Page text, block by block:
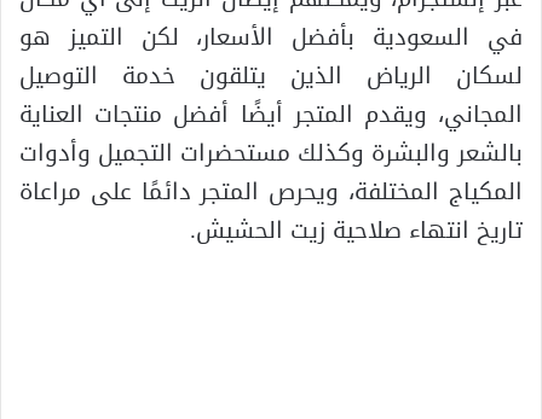
في السعودية بأفضل الأسعار، لكن التميز هو
لسكان الرياض الذين يتلقون خدمة التوصيل
المجاني، ويقدم المتجر أيضًا أفضل منتجات العناية
بالشعر والبشرة وكذلك مستحضرات التجميل وأدوات
المكياج المختلفة، ويحرص المتجر دائمًا على مراعاة
تاريخ انتهاء صلاحية زيت الحشيش.